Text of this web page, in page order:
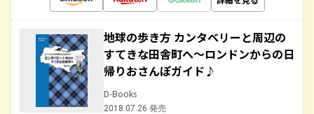
地球の歩き方 カンタベリーと周辺の
すてきな田舎町へ～ロンドンからの日
帰りおさんぽガイド♪
D-Books
2018.07.26 発売